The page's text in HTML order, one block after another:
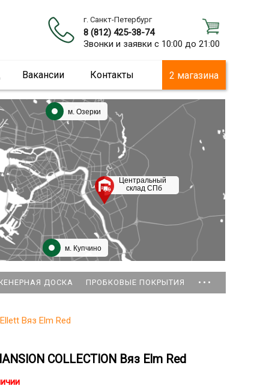
г. Санкт-Петербург
8 (812) 425-38-74
Звонки и заявки с 10:00 до 21:00
Вакансии Контакты 2 магазина
м. Озерки
м. Купчино
Центральный
склад СПб
ДОСКА ПРОБКОВЫЕ ПОКРЫТИЯ ...
Ellett Вяз Elm Red
COLLECTION Вяз Elm Red